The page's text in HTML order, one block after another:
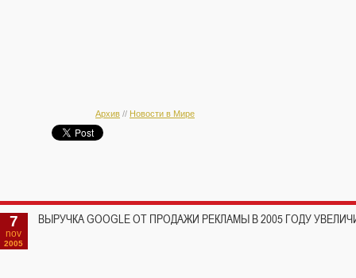
Архив // Новости в Мире
7
nov
2005
ВЫРУЧКА GOOGLE ОТ ПРОДАЖИ РЕКЛАМЫ В 2005 ГОДУ